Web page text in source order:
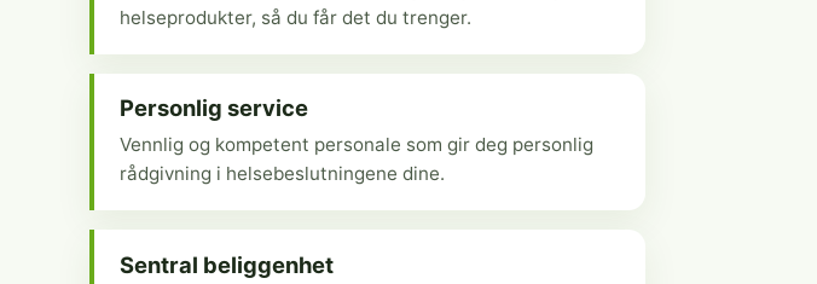
helseprodukter, så du får det du trenger.
Personlig service
Vennlig og kompetent personale som gir deg personlig
rådgivning i helsebeslutningene dine.
Sentral beliggenhet